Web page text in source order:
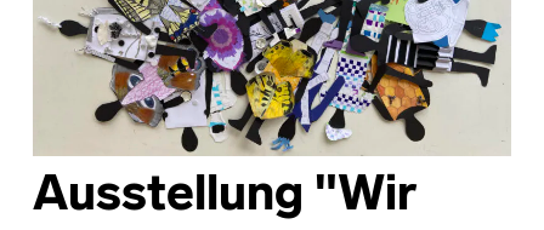
Ausstellung "Wir